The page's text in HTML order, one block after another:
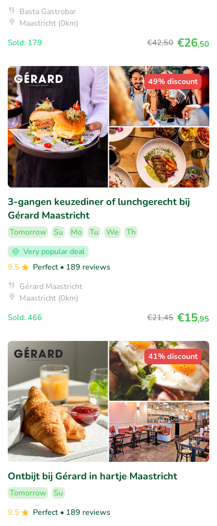
Basta Gastrobar
Maastricht (0km)
Sold: 179
€42,50 €26,50
49% discount
3-gangen keuzediner of lunchgerecht bij
Gérard Maastricht
Tomorrow Su Mo Tu We
Th
Very popular deal
9.5
Perfect • 189 reviews
Gérard Maastricht
Maastricht (0km)
Sold: 466
€21,45 €15,95
41% discount
Ontbijt bij Gérard in hartje Maastricht
Tomorrow
Su
9.5
Perfect • 189 reviews